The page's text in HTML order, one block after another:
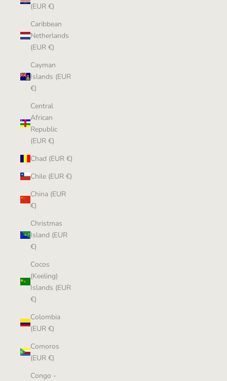
(EUR €)
Caribbean
Netherlands
(EUR €)
Cayman
Islands (EUR
€)
Central
African
Republic
(EUR €)
Chad (EUR €)
Chile (EUR €)
China (EUR
€)
Christmas
Island (EUR
€)
Cocos
(Keeling)
Islands (EUR
€)
Colombia
(EUR €)
Comoros
(EUR €)
Congo -